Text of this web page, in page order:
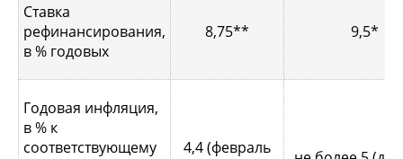
Ставка
рефинансирования,
в % годовых
8,75** 9,5*
Годовая инфляция,
в % к
соответствующему
4,4 (февраль